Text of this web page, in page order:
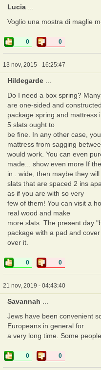
Lucia
Voglio una mostra di maglie
0 0
13 nov, 2015 - 16:25:47
Hildegarde
Do I need a box spring?
are one-sided and
package spring and mattress
5 slats ought to
be fine. In any other case,
mattress from sagging
would work. You can even
made... show even more If
in . wide, then maybe they
slats that are spaced 2 ins
as if you are with so very
few of them! You can visit a
real wood and make
more slats. The present day
package with a pad and cover
over it.
0 0
21 nov, 2019 - 04:43:40
Savannah
Jews have been convenient
Europeans in general for
a very long time. Some
0 0